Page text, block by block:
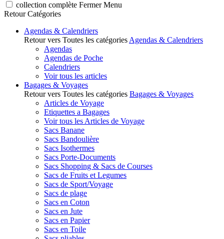
collection complète Fermer Menu
Retour Catégories
Agendas & Calendriers
Retour vers Toutes les catégories Agendas & Calendriers
Agendas
Agendas de Poche
Calendriers
Voir tous les articles
Bagages & Voyages
Retour vers Toutes les catégories Bagages & Voyages
Articles de Voyage
Etiquettes a Bagages
Voir tous les Articles de Voyage
Sacs Banane
Sacs Bandoulière
Sacs Isothermes
Sacs Porte-Documents
Sacs Shopping & Sacs de Courses
Sacs de Fruits et Legumes
Sacs de Sport/Voyage
Sacs de plage
Sacs en Coton
Sacs en Jute
Sacs en Papier
Sacs en Toile